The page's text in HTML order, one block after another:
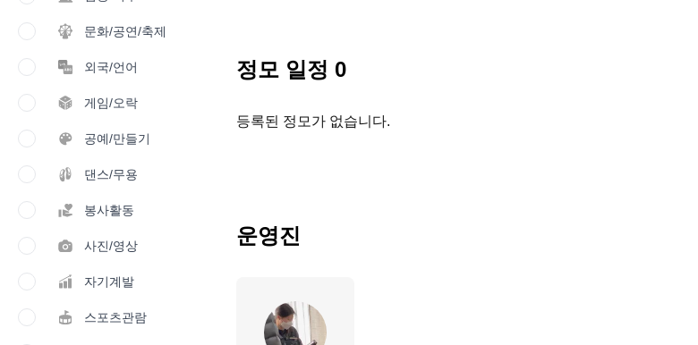
문화/공연/축제
외국/언어
게임/오락
공예/만들기
댄스/무용
봉사활동
사진/영상
자기계발
스포츠관람
정모 일정 0
등록된 정모가 없습니다.
운영진